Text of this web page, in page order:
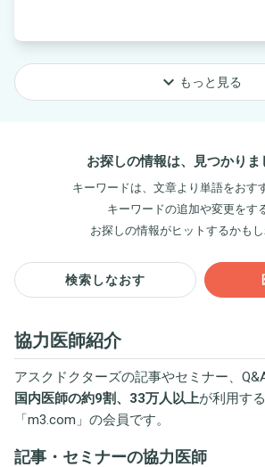
keyboard_arrow_down もっと見る
お探しの情報は、見つかりま
キーワードは、文章より単語をおす
キーワードの追加や変更をす
お探しの情報がヒットするかも
検索しなおす
協力医師紹介
アスクドクターズの記事やセミナー、
国内医師の約9割、33万人以上が利用す
「m3.com 」の会員です。
記事・セミナーの協力医師